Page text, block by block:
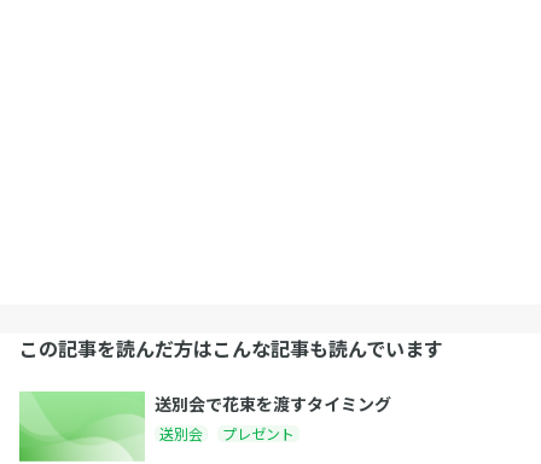
この記事を読んだ方はこんな記事も読んでいます
送別会で花束を渡すタイミング
送別会 プレゼント